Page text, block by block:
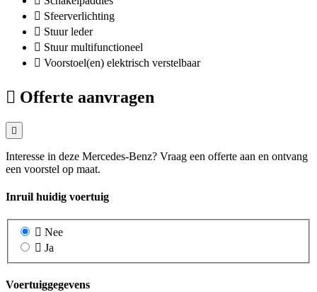
Sfeerverlichting
Stuur leder
Stuur multifunctioneel
Voorstoel(en) elektrisch verstelbaar
Offerte aanvragen
Interesse in deze Mercedes-Benz? Vraag een offerte aan en ontvang
een voorstel op maat.
Inruil huidig voertuig
Nee
Ja
Voertuiggegevens